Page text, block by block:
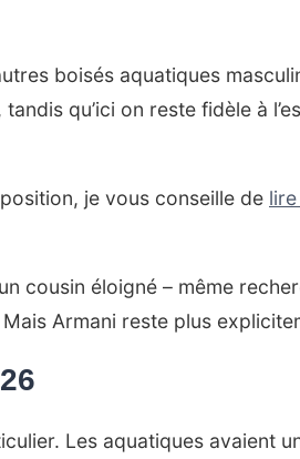
boisés aquatiques
qu’ici on reste fidèle à
je vous conseille de
cousin éloigné – même
Armani reste plus
Les aquatiques avaient